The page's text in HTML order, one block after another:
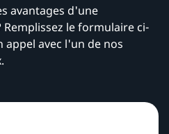
avantages d'une
le formulaire ci-
avec l'un de nos